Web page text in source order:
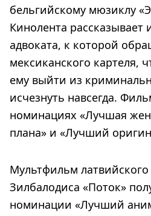
бельгийскому мюзиклу
Кинолента
адвоката, к которой
мексиканского картеля,
ему выйти из
исчезнуть навсегда.
номинациях «Лучшая
плана» и «Лучший
Мультфильм
Зилбалодиса «Поток»
номинации «Лучший